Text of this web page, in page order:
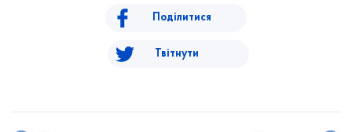
Поділитися
Твітнути